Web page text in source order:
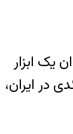
یک ابزار
در ایران،